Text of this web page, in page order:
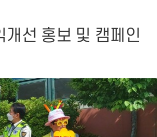
선 홍보 및 캠페인